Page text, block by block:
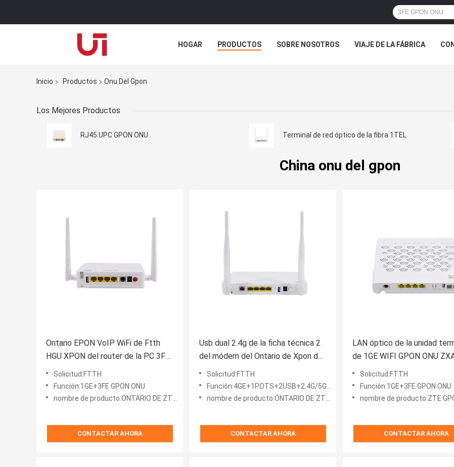
HOGAR PRODUCTOS SOBRE NOSOTROS VIAJE DE LA FÁBRICA
Inicio
Productos Onu Del Gpon
Los Mejores Productos
RJ45 UPC GPON ONU Terminal de red óptico de la fibra 1TEL
China onu del gpon
Ontario EPON VoIP WiFi de Ftth
HGU XPON del router de la PC 3FE
GPON ONU de DC
Solicitud:FTTH
Función:1GE+3FE GPON ONU
nombre de producto:ONTARIO DE ZTE XPON
CONTACTAR AHORA
Usb dual 2.4g de la ficha técnica 2
del módem del Ontario de Xpon de
los potes de la banda 1 de Wifi
F670l Gpon
Solicitud:FTTH
Función:4GE+1POTS+2USB+2.4G/5G WIFI 5dBi
nombre de producto:ONTARIO DE ZTE GPON
CONTACTAR AHORA
LAN óptico de la unidad
de 1GE WIFI GPON ONU
Solicitud:FTTH
Función:1GE+3FE GPON ONU
nombre de producto:ZTE
CONTACTAR AHORA